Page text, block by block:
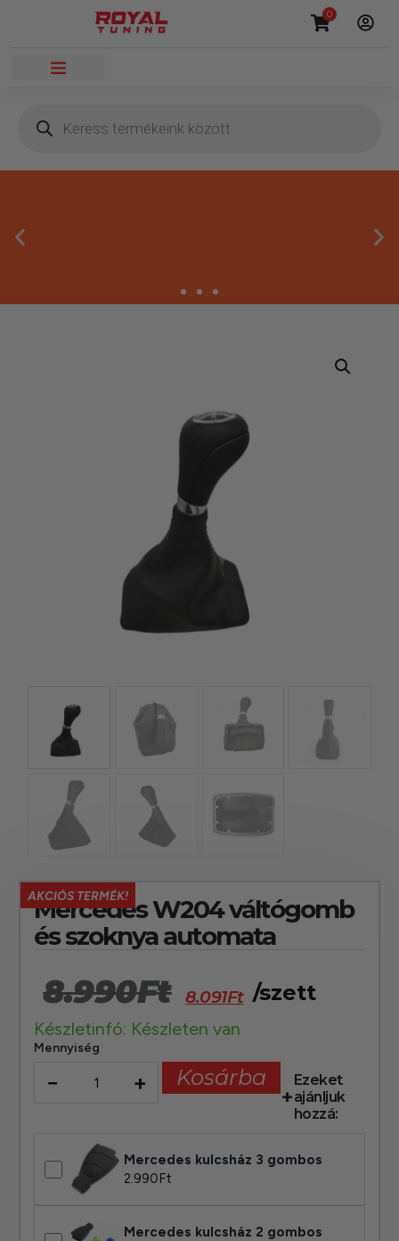
0
AKCIÓS TERMÉK!
Mercedes W204 váltógomb
és szoknya automata
8.990Ft 8.091Ft /szett
Készletinfó: Készleten van
Mennyiség
− + Kosárba
Ezeket
ajánljuk
hozzá:
Mercedes kulcsház 3 gombos
2.990Ft
Mercedes kulcsház 2 gombos